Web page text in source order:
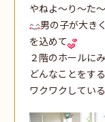
やねよ～り～た
男の子が大き
を込めて
２階のホールに
どんなことをす
ワクワクしてい